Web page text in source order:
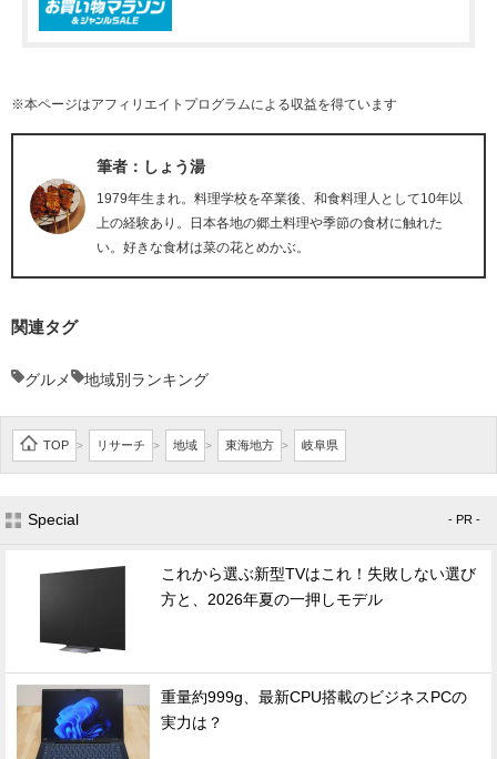
※本ページはアフィリエイトプログラムによる収益を得ています
筆者：しょう湯
1979年生まれ。料理学校を卒業後、和食料理人として10年以
上の経験あり。日本各地の郷土料理や季節の食材に触れた
い。好きな食材は菜の花とめかぶ。
関連タグ
グルメ 地域別ランキング
TOP > リサーチ > 地域 > 東海地方 > 岐阜県
Special - PR -
これから選ぶ新型TVはこれ！失敗しない選び
方と、2026年夏の一押しモデル
重量約999g、最新CPU搭載のビジネスPCの
実力は？